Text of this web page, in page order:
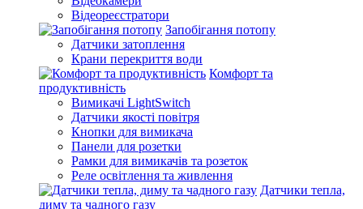
Відеореєстратори
Запобігання потопу
Датчики затоплення
Крани перекриття води
Комфорт та
продуктивність
Вимикачі LightSwitch
Датчики якості повітря
Кнопки для вимикача
Панели для розетки
Рамки для вимикачів та розеток
Реле освітлення та живлення
Датчики тепла,
диму та чадного газу